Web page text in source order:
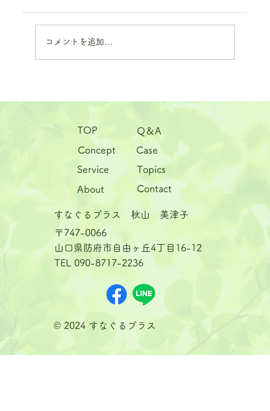
いために ――梅雨と気温上昇が心身に与
える影響と、その整え方――
コメントを追加…
TOP Q＆A
Concept Case
Service Topics
About Contact
すなぐるプラス 秋山 美津子
〒747-0066
山口県防府市自由ヶ丘4丁目16-12
TEL 090-8717-2236
© 2024 すなぐるプラス